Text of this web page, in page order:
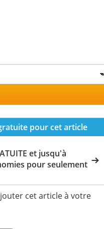
pour cet article
et jusqu'à
pour seulement
cet article à votre